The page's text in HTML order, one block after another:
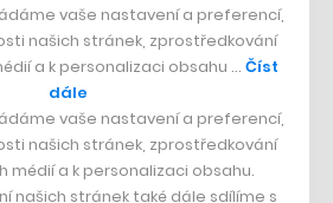
Rychlá zpráva
vaše nastavení a preferencí,
našich stránek, zprostředkování
a k personalizaci obsahu … Číst
dále
vaše nastavení a preferencí,
našich stránek, zprostředkování
médií a k personalizaci obsahu.
našich stránek také dále sdílíme s